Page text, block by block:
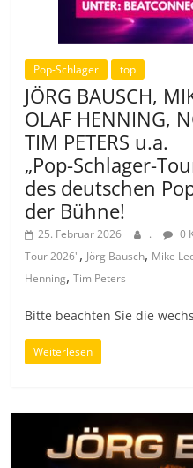
Pop-Schlager top
JÖRG BAUSCH,
OLAF HENNING,
TIM PETERS u.a.
„Pop-Schlager-
des deutschen
der Bühne!
25. Februar 2026 . 0
Tour 2026", Jörg Bausch, Mike
Henning,Tim Peters
Bitte beachten Sie die
Weiterlesen